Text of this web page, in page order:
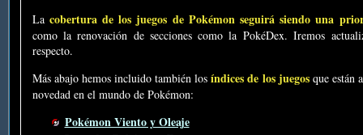
La cobertura de los juegos de Pokémon seguirá siendo una
como la renovación de secciones como la PokéDex. Iremos
respecto.
Más abajo hemos incluido también losíndices de los juegosque están
novedad en el mundo de Pokémon:
Pokémon Viento y Oleaje